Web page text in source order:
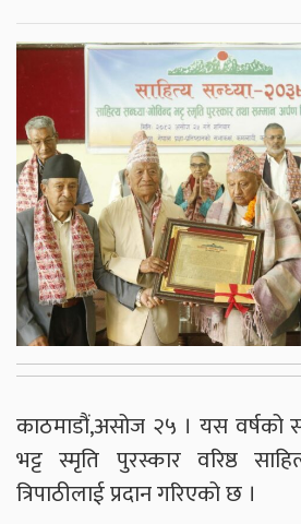
काठमाडौं,असोज २५ । यस वर्षको
भट्ट स्मृति पुरस्कार वरिष्ठ
त्रिपाठीलाई प्रदान गरिएको छ ।